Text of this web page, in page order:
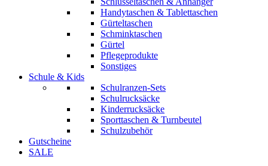
Handytaschen & Tablettaschen
Gürteltaschen
Schminktaschen
Gürtel
Pflegeprodukte
Sonstiges
Schule & Kids
Schulranzen-Sets
Schulrucksäcke
Kinderrucksäcke
Sporttaschen & Turnbeutel
Schulzubehör
Gutscheine
SALE